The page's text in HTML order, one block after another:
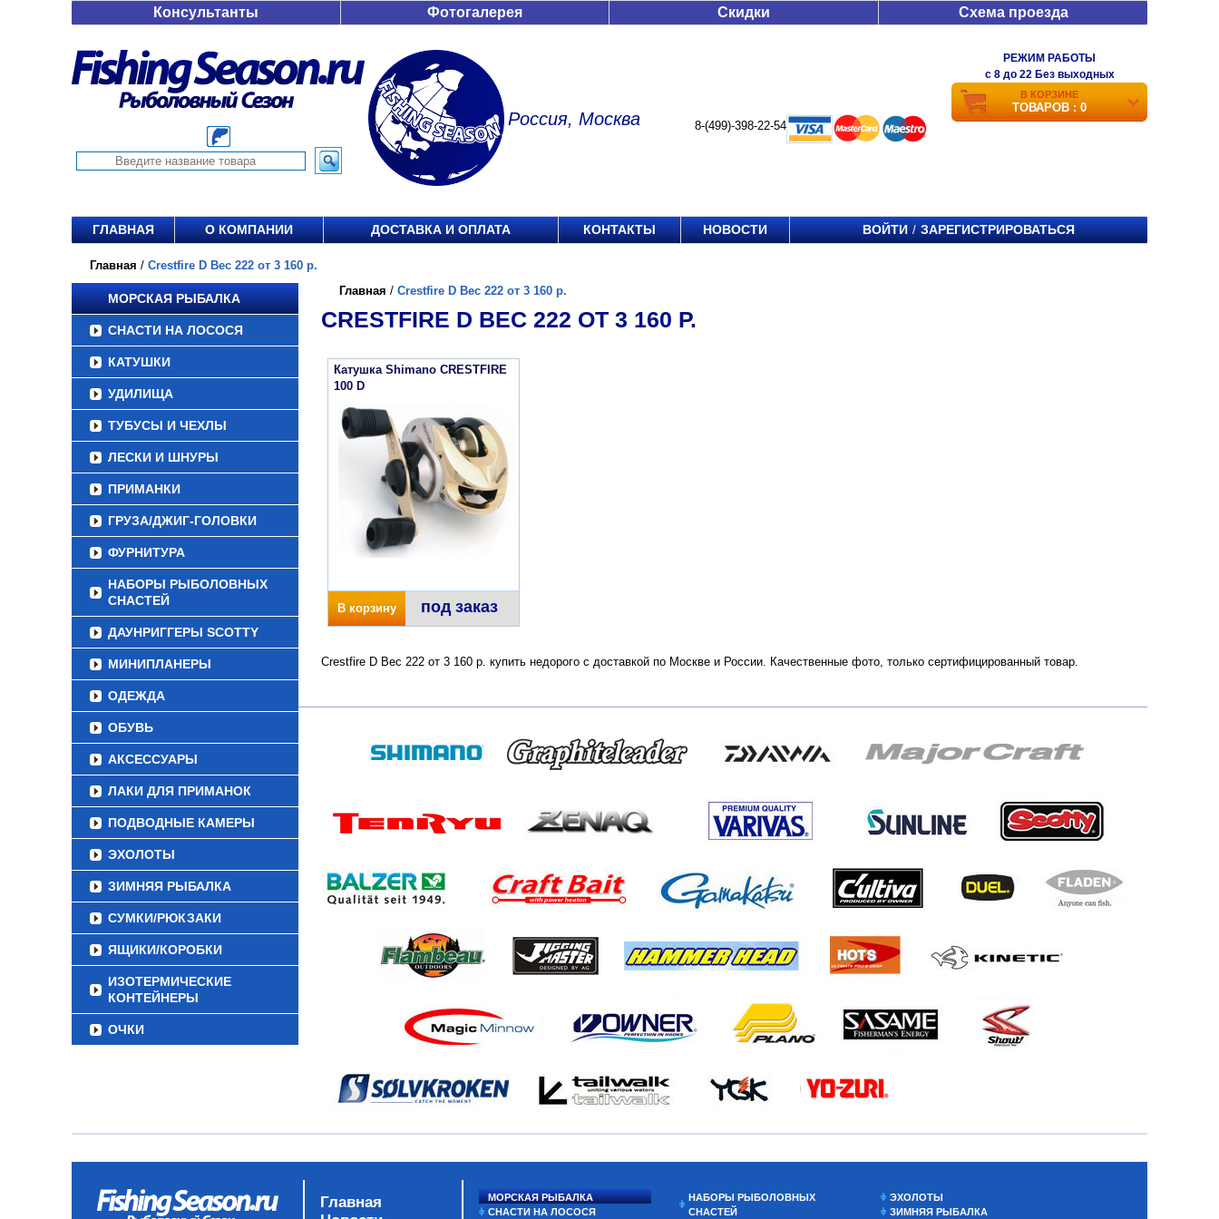
Консультанты Фотогалерея Скидки Схема проезда
Россия, Москва 8-(499)-398-22-54
РЕЖИМ РАБОТЫ
c 8 до 22 Без выходных
В КОРЗИНЕ
ТОВАРОВ : 0
ГЛАВНАЯ О КОМПАНИИ ДОСТАВКА И ОПЛАТА КОНТАКТЫ НОВОСТИ ВОЙТИ / ЗАРЕГИСТРИРОВАТЬСЯ
Главная / Crestfire D Вес 222 от 3 160 р.
МОРСКАЯ РЫБАЛКА
СНАСТИ НА ЛОСОСЯ
КАТУШКИ
УДИЛИЩА
ТУБУСЫ И ЧЕХЛЫ
ЛЕСКИ И ШНУРЫ
ПРИМАНКИ
ГРУЗА/ДЖИГ-ГОЛОВКИ
ФУРНИТУРА
НАБОРЫ РЫБОЛОВНЫХ
СНАСТЕЙ
ДАУНРИГГЕРЫ SCOTTY
МИНИПЛАНЕРЫ
ОДЕЖДА
ОБУВЬ
АКСЕССУАРЫ
ЛАКИ ДЛЯ ПРИМАНОК
ПОДВОДНЫЕ КАМЕРЫ
ЭХОЛОТЫ
ЗИМНЯЯ РЫБАЛКА
СУМКИ/РЮКЗАКИ
ЯЩИКИ/КОРОБКИ
ИЗОТЕРМИЧЕСКИЕ
КОНТЕЙНЕРЫ
ОЧКИ
Главная / Crestfire D Вес 222 от 3 160 р.
CRESTFIRE D ВЕС 222 ОТ 3 160 Р.
Катушка Shimano CRESTFIRE
100 D
В корзину под заказ
Crestfire D Вес 222 от 3 160 р. купить недорого с доставкой по Москве и России. Качественные фото, только сертифицированный товар.
Главная
МОРСКАЯ РЫБАЛКА
СНАСТИ НА ЛОСОСЯ
НАБОРЫ РЫБОЛОВНЫХ
СНАСТЕЙ
ЭХОЛОТЫ
ЗИМНЯЯ РЫБАЛКА